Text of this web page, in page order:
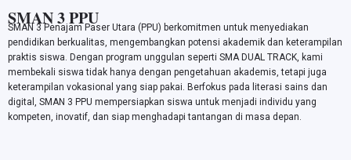
SMAN 3 PPU
SMAN 3 Penajam Paser Utara (PPU) berkomitmen untuk menyediakan
pendidikan berkualitas, mengembangkan potensi akademik dan keterampilan
praktis siswa. Dengan program unggulan seperti SMA DUAL TRACK, kami
membekali siswa tidak hanya dengan pengetahuan akademis, tetapi juga
keterampilan vokasional yang siap pakai. Berfokus pada literasi sains dan
digital, SMAN 3 PPU mempersiapkan siswa untuk menjadi individu yang
kompeten, inovatif, dan siap menghadapi tantangan di masa depan.